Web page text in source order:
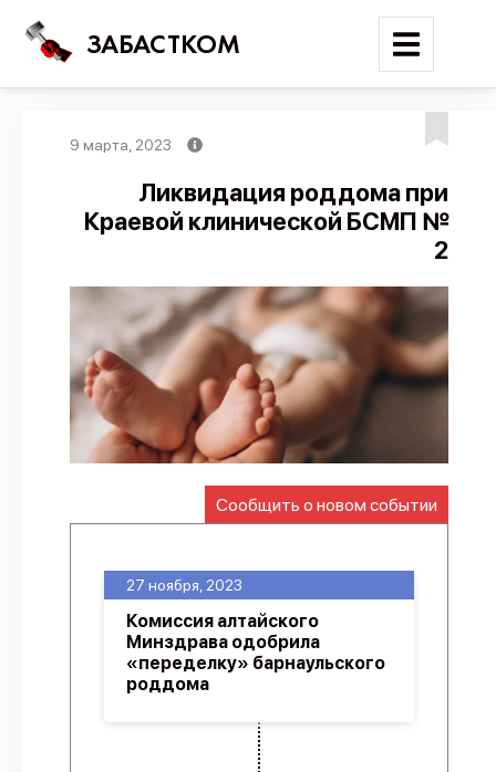
ЗАБАСТКОМ
Поиск
Карта событий
Трудовые конфликты
Отчеты
Предложить публикацию
Справочник
API
О проекте
9 марта, 2023
Ликвидация роддома при
Краевой клинической БСМП №
2
Сообщить о новом событии
27 ноября, 2023
Комиссия алтайского
Минздрава одобрила
«переделку» барнаульского
роддома